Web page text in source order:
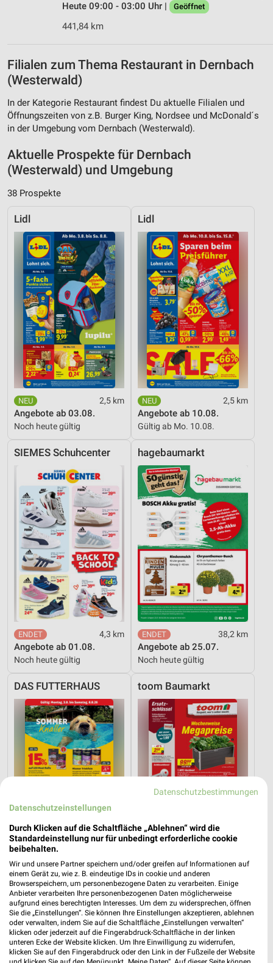
Heute 09:00 - 03:00 Uhr |
Geöffnet
441,84 km
Filialen zum Thema Restaurant in Dernbach
(Westerwald)
In der Kategorie Restaurant findest Du aktuelle Filialen und
Öffnungszeiten von z.B. Burger King, Nordsee und McDonald´s
in der Umgebung vom Dernbach (Westerwald).
Aktuelle Prospekte für Dernbach
(Westerwald) und Umgebung
38 Prospekte
Lidl
2,5 km
Angebote ab 03.08.
Noch heute gültig
Lidl
2,5 km
Angebote ab 10.08.
Gültig ab Mo. 10.08.
SIEMES Schuhcenter
4,3 km
Angebote ab 01.08.
Noch heute gültig
hagebaumarkt
38,2 km
Angebote ab 25.07.
Noch heute gültig
DAS FUTTERHAUS
16 km
Sommer Knaller
Noch heute gültig
toom Baumarkt
1,9 km
Angebote ab 08.08.
Gültig bis Fr. 14.08.
Opti Wohnwelt PENNY
Datenschutzbestimmungen
Datenschutzeinstellungen
Durch Klicken auf die Schaltfläche „Ablehnen“ wird die
Standardeinstellung nur für unbedingt erforderliche cookie
beibehalten.
Wir und unsere Partner speichern und/oder greifen auf Informationen auf
einem Gerät zu, wie z. B. eindeutige IDs in cookie und anderen
Browserspeichern, um personenbezogene Daten zu verarbeiten. Einige
Anbieter verarbeiten Ihre personenbezogenen Daten möglicherweise
aufgrund eines berechtigten Interesses. Um dem zu widersprechen, öffnen
Sie die „Einstellungen“. Sie können Ihre Einstellungen akzeptieren, ablehnen
oder verwalten, indem Sie auf die Schaltfläche „Einstellungen verwalten“
klicken oder jederzeit auf die Fingerabdruck-Schaltfläche in der linken
unteren Ecke der Website klicken. Um Ihre Einwilligung zu widerrufen,
klicken Sie auf den Fingerabdruck oder den Link in der Fußzeile der Website